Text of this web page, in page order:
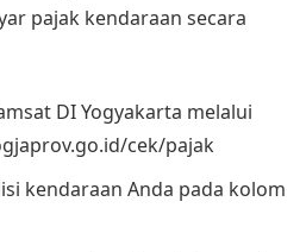
pajak kendaraan secara
DI Yogyakarta melalui
cek/pajak
kendaraan Anda pada kolom